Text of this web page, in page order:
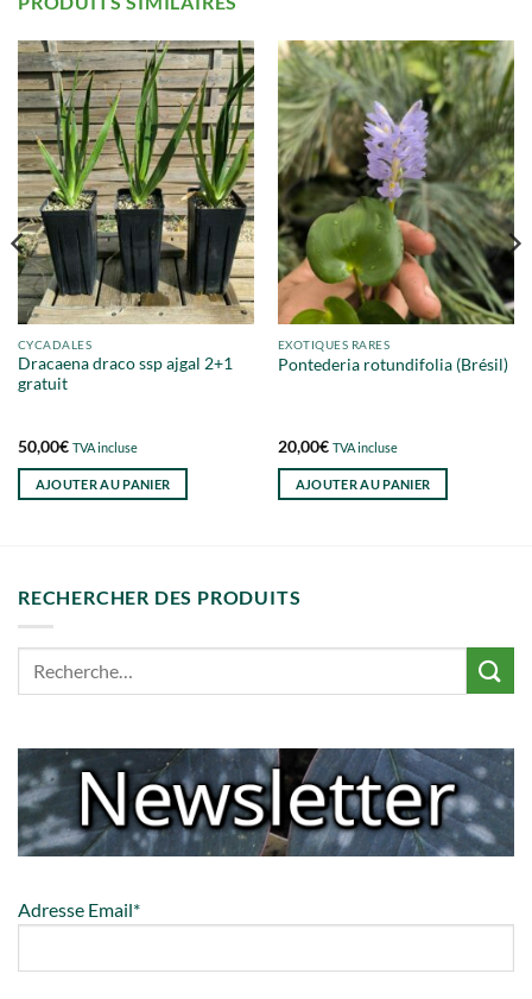
CYCADALES
Dracaena draco ssp ajgal 2+1
gratuit
50,00€ TVA incluse
AJOUTER AU PANIER
EXOTIQUES RARES
Pontederia rotundifolia (Brésil)
20,00€ TVA incluse
AJOUTER AU PANIER
RECHERCHER DES PRODUITS
Adresse Email*